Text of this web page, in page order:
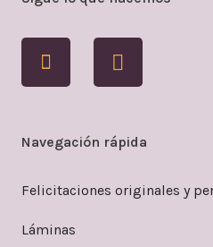
Navegación rápida
Felicitaciones originales y
Láminas